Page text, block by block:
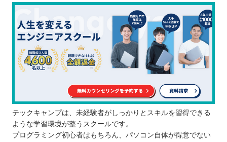
テックキャンプは、未経験者がしっかりとスキルを習得できる
ような学習環境が整うスクールです。
プログラミング初心者はもちろん、パソコン自体が得意でない